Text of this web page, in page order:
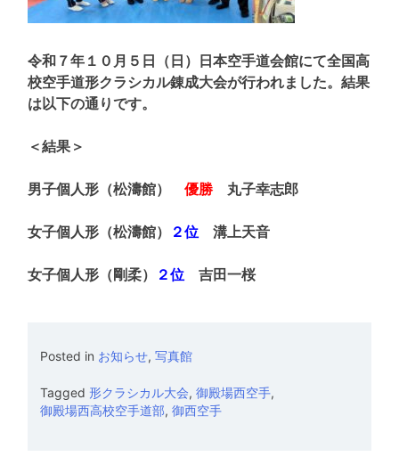
令和７年１０月５日（日）日本空手道会館にて全国高
校空手道形クラシカル錬成大会が行われました。結果
は以下の通りです。
＜結果＞
男子個人形（松濤館） 優勝 丸子幸志郎
女子個人形（松濤館） ２位 溝上天音
女子個人形（剛柔） ２位 吉田一桜
Posted in お知らせ, 写真館
Tagged 形クラシカル大会, 御殿場西空手,
御殿場西高校空手道部, 御西空手